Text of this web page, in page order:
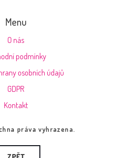
Menu
O nás
podmínky
osobních údajů
GDPR
Kontakt
práva vyhrazena.